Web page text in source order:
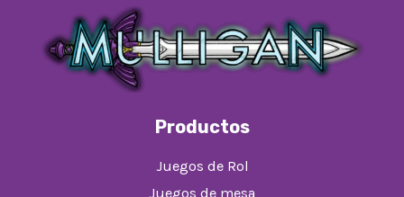
Productos
Juegos de Rol
Juegos de mesa